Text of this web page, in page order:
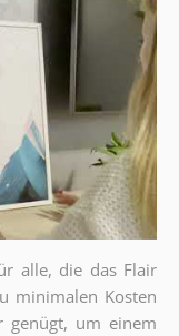
alle, die das Flair
minimalen Kosten
genügt, um einem